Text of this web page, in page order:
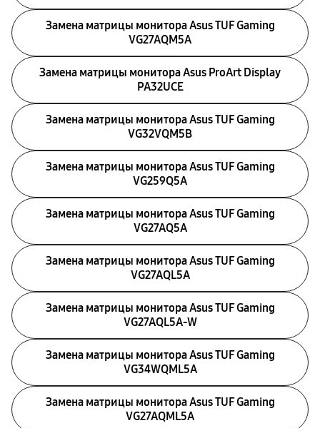
Замена матрицы монитора Asus TUF Gaming
VG27AQM5A
Замена матрицы монитора Asus ProArt Display
PA32UCE
Замена матрицы монитора Asus TUF Gaming
VG32VQM5B
Замена матрицы монитора Asus TUF Gaming
VG259Q5A
Замена матрицы монитора Asus TUF Gaming
VG27AQ5A
Замена матрицы монитора Asus TUF Gaming
VG27AQL5A
Замена матрицы монитора Asus TUF Gaming
VG27AQL5A-W
Замена матрицы монитора Asus TUF Gaming
VG34WQML5A
Замена матрицы монитора Asus TUF Gaming
VG27AQML5A